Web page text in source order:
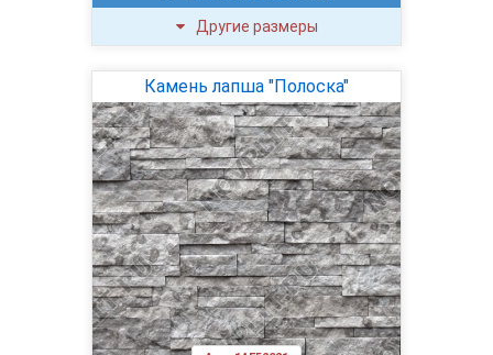
Другие размеры
Камень лапша "Полоска"